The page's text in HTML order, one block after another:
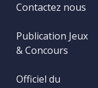
Contactez nous
Publication Jeux
& Concours
Officiel du